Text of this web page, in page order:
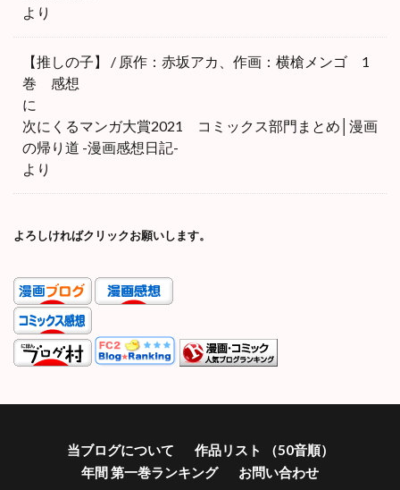
より
【推しの子】 / 原作：赤坂アカ、作画：横槍メンゴ 1
巻 感想
に
次にくるマンガ大賞2021 コミックス部門まとめ│漫画
の帰り道 -漫画感想日記-
より
よろしければクリックお願いします。
当ブログについて
作品リスト （50音順）
年間 第一巻ランキング
お問い合わせ